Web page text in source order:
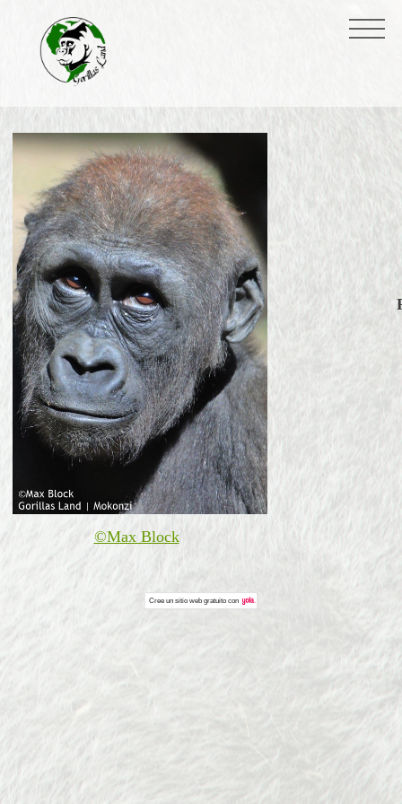
©Max Block
Cree un sitio web gratuitocon